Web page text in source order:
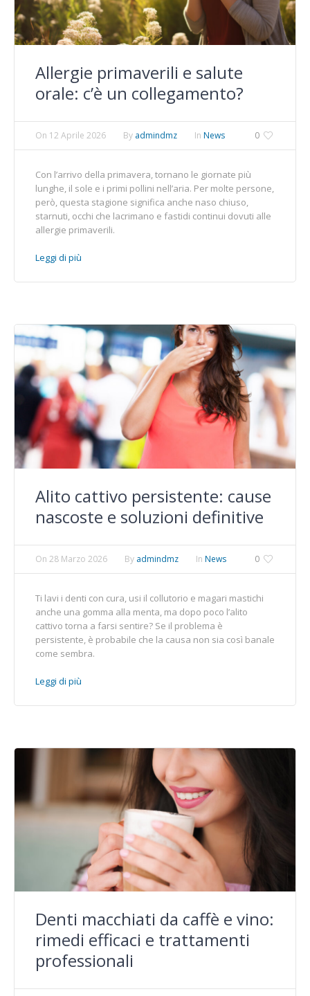
Allergie primaverili e salute
orale: c’è un collegamento?
0
On 12 Aprile 2026 By admindmz In News
Con l’arrivo della primavera, tornano le giornate più
lunghe, il sole e i primi pollini nell’aria. Per molte persone,
però, questa stagione significa anche naso chiuso,
starnuti, occhi che lacrimano e fastidi continui dovuti alle
allergie primaverili.
Leggi di più
Alito cattivo persistente: cause
nascoste e soluzioni definitive
0
On 28 Marzo 2026 By admindmz In News
Ti lavi i denti con cura, usi il collutorio e magari mastichi
anche una gomma alla menta, ma dopo poco l’alito
cattivo torna a farsi sentire? Se il problema è
persistente, è probabile che la causa non sia così banale
come sembra.
Leggi di più
Denti macchiati da caffè e vino:
rimedi efficaci e trattamenti
professionali